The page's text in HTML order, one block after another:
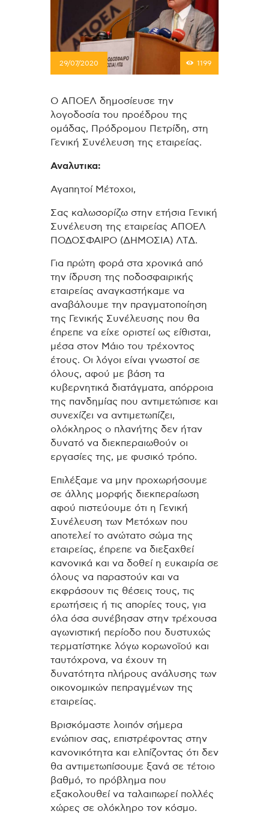
29/07/2020 1199
Ο ΑΠΟΕΛ δημοσίευσε την
λογοδοσία του προέδρου της
ομάδας, Πρόδρομου Πετρίδη, στη
Γενική Συνέλευση της εταιρείας.
Αναλυτικα:
Αγαπητοί Μέτοχοι,
Σας καλωσορίζω στην ετήσια Γενική
Συνέλευση της εταιρείας ΑΠΟΕΛ
ΠΟΔΟΣΦΑΙΡΟ (ΔΗΜΟΣΙΑ) ΛΤΔ.
Για πρώτη φορά στα χρονικά από
την ίδρυση της ποδοσφαιρικής
εταιρείας αναγκαστήκαμε να
αναβάλουμε την πραγματοποίηση
της Γενικής Συνέλευσης που θα
έπρεπε να είχε οριστεί ως είθισται,
μέσα στον Μάιο του τρέχοντος
έτους. Οι λόγοι είναι γνωστοί σε
όλους, αφού με βάση τα
κυβερνητικά διατάγματα, απόρροια
της πανδημίας που αντιμετώπισε και
συνεχίζει να αντιμετωπίζει,
ολόκληρος ο πλανήτης δεν ήταν
δυνατό να διεκπεραιωθούν οι
εργασίες της, με φυσικό τρόπο.
Επιλέξαμε να μην προχωρήσουμε
σε άλλης μορφής διεκπεραίωση
αφού πιστεύουμε ότι η Γενική
Συνέλευση των Μετόχων που
αποτελεί το ανώτατο σώμα της
εταιρείας, έπρεπε να διεξαχθεί
κανονικά και να δοθεί η ευκαιρία σε
όλους να παραστούν και να
εκφράσουν τις θέσεις τους, τις
ερωτήσεις ή τις απορίες τους, για
όλα όσα συνέβησαν στην τρέχουσα
αγωνιστική περίοδο που δυστυχώς
τερματίστηκε λόγω κορωνοϊού και
ταυτόχρονα, να έχουν τη
δυνατότητα πλήρους ανάλυσης των
οικονομικών πεπραγμένων της
εταιρείας.
Βρισκόμαστε λοιπόν σήμερα
ενώπιον σας, επιστρέφοντας στην
κανονικότητα και ελπίζοντας ότι δεν
θα αντιμετωπίσουμε ξανά σε τέτοιο
βαθμό, το πρόβλημα που
εξακολουθεί να ταλαιπωρεί πολλές
χώρες σε ολόκληρο τον κόσμο.